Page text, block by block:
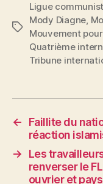
Étiquettes
Ligue
Mody Diagne,
Mouvement
Quatrième
Tribune
←
Faillite du
réaction
→
Les
renverser le
ouvrier et